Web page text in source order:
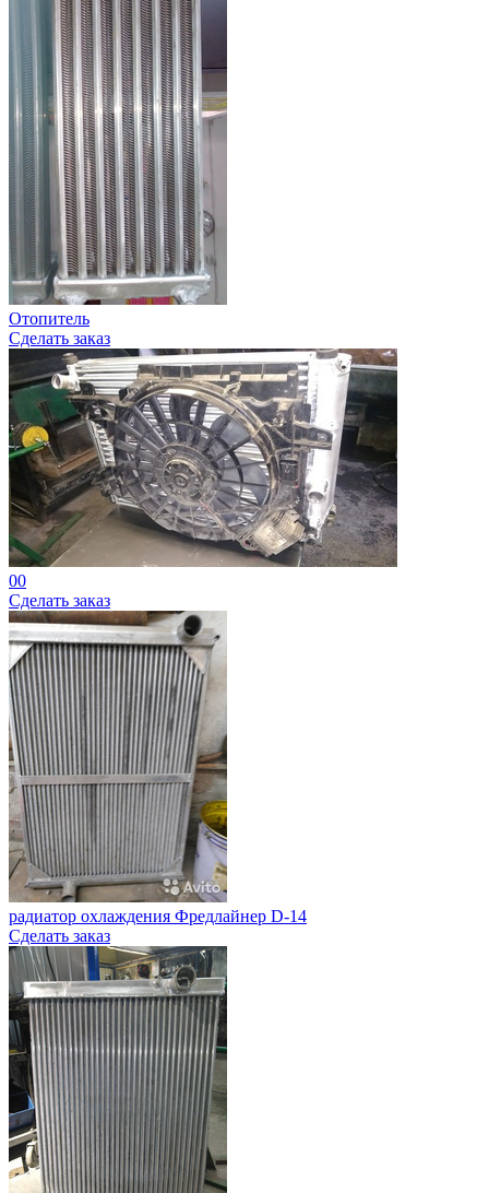
Отопитель
Сделать заказ
00
Сделать заказ
радиатор охлаждения Фредлайнер D-14
Сделать заказ